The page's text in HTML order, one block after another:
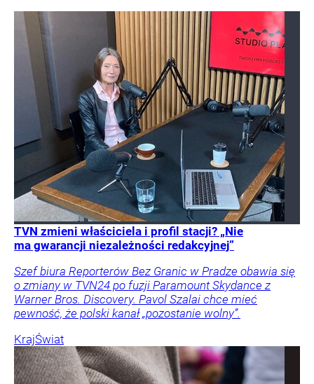
TVN zmieni właściciela i profil stacji? „Nie
ma gwarancji niezależności redakcyjnej”
Szef biura Reporterów Bez Granic w Pradze obawia się
o zmiany w TVN24 po fuzji Paramount Skydance z
Warner Bros. Discovery. Pavol Szalai chce mieć
pewność, że polski kanał „pozostanie wolny”.
KrajŚwiat